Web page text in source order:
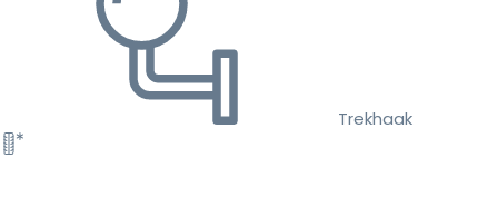
Trekhaak